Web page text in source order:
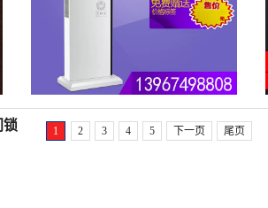
锁
1 2 3 4 5 下一页 尾页